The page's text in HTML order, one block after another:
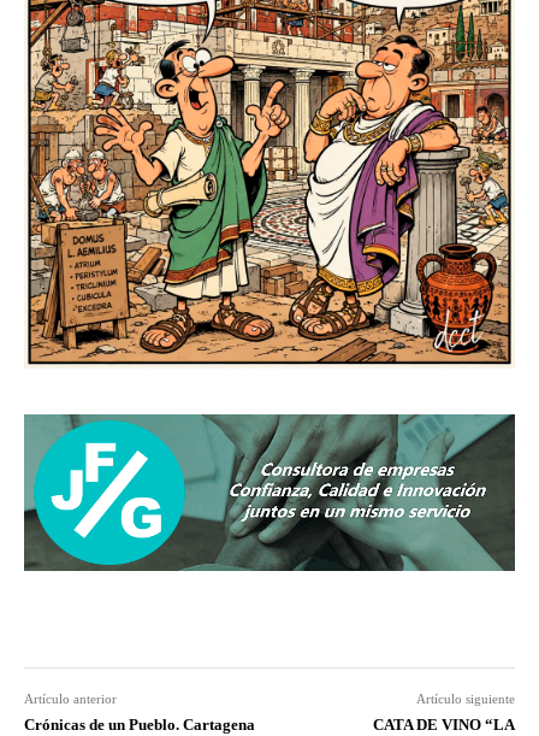
Artículo anterior
Crónicas de un Pueblo. Cartagena
Artículo siguiente
CATA DE VINO “LA